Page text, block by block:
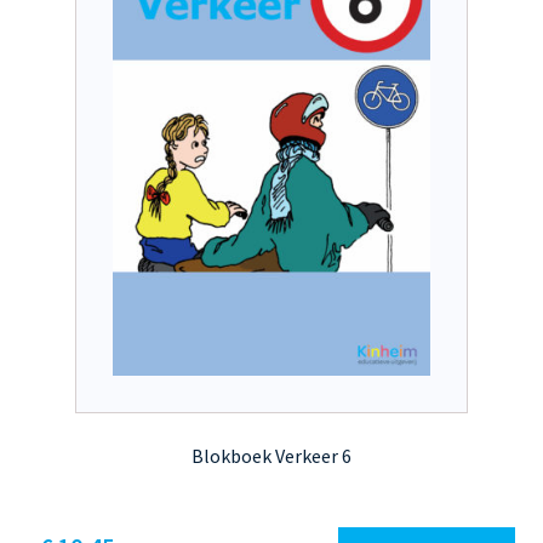
op
productpagina
Blokboek Verkeer 6